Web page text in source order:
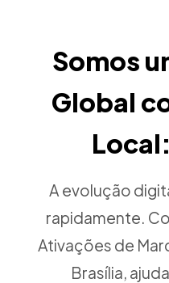
Somos
Global
A evolução
rapidamente.
Ativações de
Brasília,